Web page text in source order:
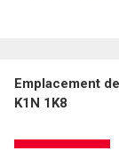
Emplacement
K1N 1K8